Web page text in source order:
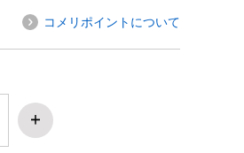
コメリポイントについて